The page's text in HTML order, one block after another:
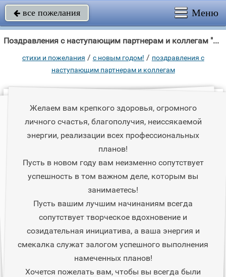
 все пожелания Меню
Поздравления с наступающим партнерам и коллегам "Желаем вам крепкого здоровья, огромного личного счастья, благополучия,"
стихи и пожелания / с новым годом! / поздравления с
наступающим партнерам и коллегам
Желаем вам крепкого здоровья, огромного
личного счастья, благополучия, неиссякаемой
энергии, реализации всех профессиональных
планов!
Пусть в новом году вам неизменно сопутствует
успешность в том важном деле, которым вы
занимаетесь!
Пусть вашим лучшим начинаниям всегда
сопутствует творческое вдохновение и
созидательная инициатива, а ваша энергия и
смекалка служат залогом успешного выполнения
намеченных планов!
Хочется пожелать вам, чтобы вы всегда были